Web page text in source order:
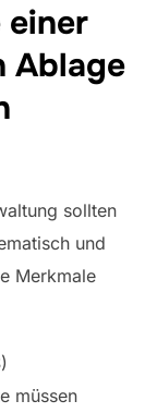
einer
Ablage
sollten
und
Merkmale
müssen